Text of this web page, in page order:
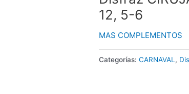
12, 5-6
MAS COMPLEMENTOS
Categorías: CARNAVAL ,